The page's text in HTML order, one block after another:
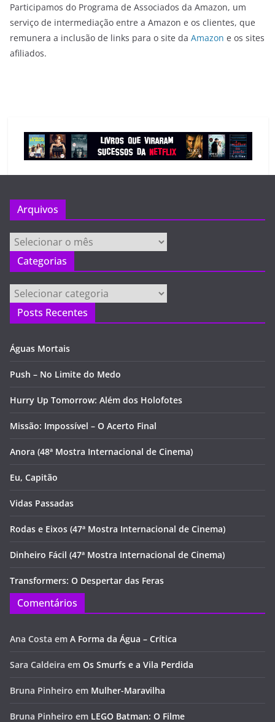
Participamos do Programa de Associados da Amazon, um
serviço de intermediação entre a Amazon e os clientes, que
remunera a inclusão de links para o site da Amazon e os sites
afiliados.
Arquivos
Arquivos
Categorias
Categorias
Posts Recentes
Águas Mortais
Push – No Limite do Medo
Hurry Up Tomorrow: Além dos Holofotes
Missão: Impossível – O Acerto Final
Anora (48ª Mostra Internacional de Cinema)
Eu, Capitão
Vidas Passadas
Rodas e Eixos (47ª Mostra Internacional de Cinema)
Dinheiro Fácil (47ª Mostra Internacional de Cinema)
Transformers: O Despertar das Feras
Comentários
Ana Costa em A Forma da Água – Crítica
Sara Caldeira em Os Smurfs e a Vila Perdida
Bruna Pinheiro em Mulher-Maravilha
Bruna Pinheiro em LEGO Batman: O Filme